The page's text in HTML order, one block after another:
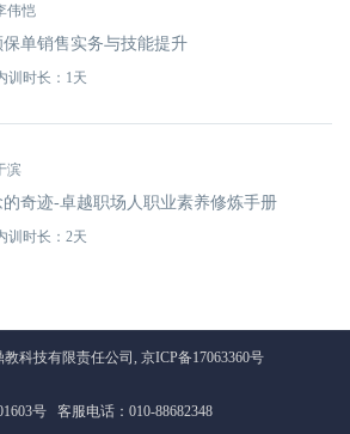
伟恺
保单销售实务与技能提升
训时长：1天
滨
的奇迹-卓越职场人职业素养修炼手册
训时长：2天
科技有限责任公司, 京ICP备17063360号
号 客服电话：010-88682348